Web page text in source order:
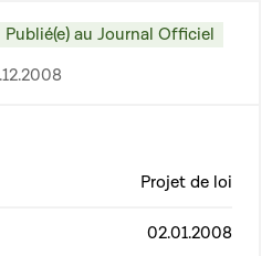
Publié(e) au Journal Officiel
Projet de loi
02.01.2008